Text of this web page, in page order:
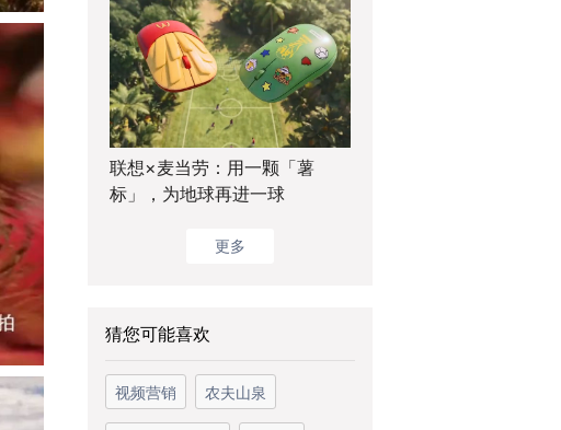
联想×麦当劳：用一颗「薯
标」，为地球再进一球
更多
猜您可能喜欢
视频营销 农夫山泉